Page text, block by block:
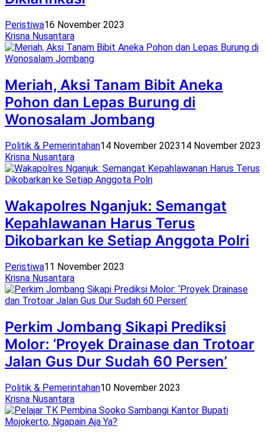
Peristiwa16 November 2023
Krisna Nusantara
Meriah, Aksi Tanam Bibit Aneka
Pohon dan Lepas Burung di
Wonosalam Jombang
Politik & Pemerintahan14 November 202314 November 2023
Krisna Nusantara
Wakapolres Nganjuk: Semangat
Kepahlawanan Harus Terus
Dikobarkan ke Setiap Anggota Polri
Peristiwa11 November 2023
Krisna Nusantara
Perkim Jombang Sikapi Prediksi
Molor: ‘Proyek Drainase dan Trotoar
Jalan Gus Dur Sudah 60 Persen’
Politik & Pemerintahan10 November 2023
Krisna Nusantara